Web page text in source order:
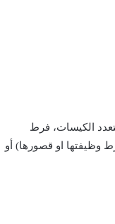
الكيسات، فرط
وظيفتها او قصورها) أو